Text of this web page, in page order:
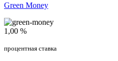
Green Money
1,00 %
процентная ставка